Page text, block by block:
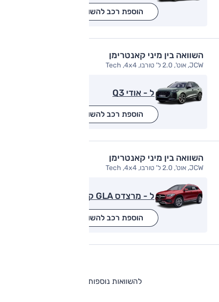
הוספת רכב להשוואה
השוואה בין מיני קאנטרימן
JCW, אוט', 2.0 ל' טורבו, Tech ,4x4
ל - אודי Q3
הוספת רכב להשוואה
השוואה בין מיני קאנטרימן
JCW, אוט', 2.0 ל' טורבו, Tech ,4x4
ל - מרצדס GLA קלאס
הוספת רכב להשוואה
להשוואות נוספות